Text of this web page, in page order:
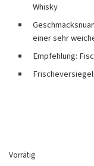
Whisky
einer sehr
Empfehlung:
Vorrätig